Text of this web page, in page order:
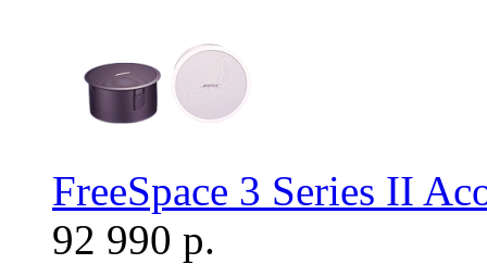
FreeSpace 3 Series II
92 990 р.